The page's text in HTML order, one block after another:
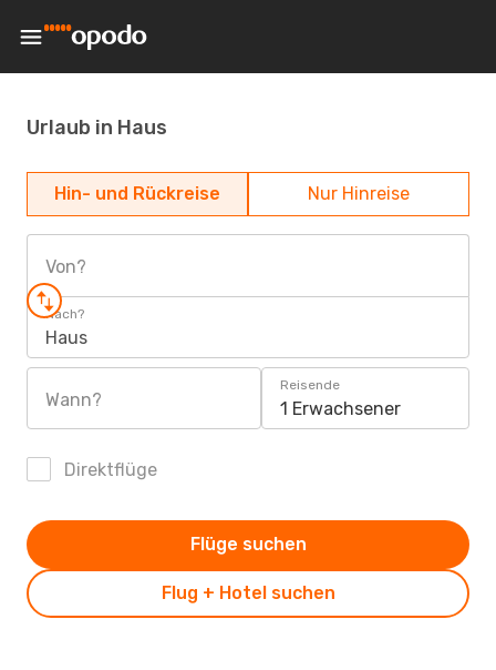
Urlaub in Haus
Hin- und Rückreise Nur Hinreise
Von?
Nach?
Haus
Wann?
Reisende
1 Erwachsener
Direktflüge
Flug + Hotel suchen
Flüge suchen